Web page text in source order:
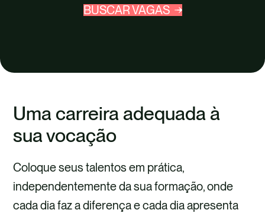
BUSCAR VAGAS
Uma carreira adequada à
sua vocação
Coloque seus talentos em prática,
independentemente da sua formação, onde
cada dia faz a diferença e cada dia apresenta